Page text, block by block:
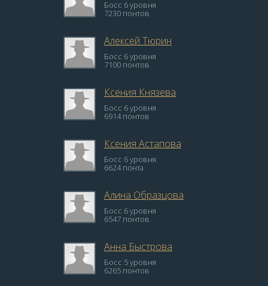
Босс 6 уровня
7230 понтов
Алексей Тюрин
Босс 6 уровня
7100 понтов
Ксения Князева
Босс 6 уровня
6914 понтов
Ксения Астапова
Босс 6 уровня
6624 понта
Алина Образцова
Босс 6 уровня
6547 понтов
Анна Быстрова
Босс 5 уровня
6265 понтов